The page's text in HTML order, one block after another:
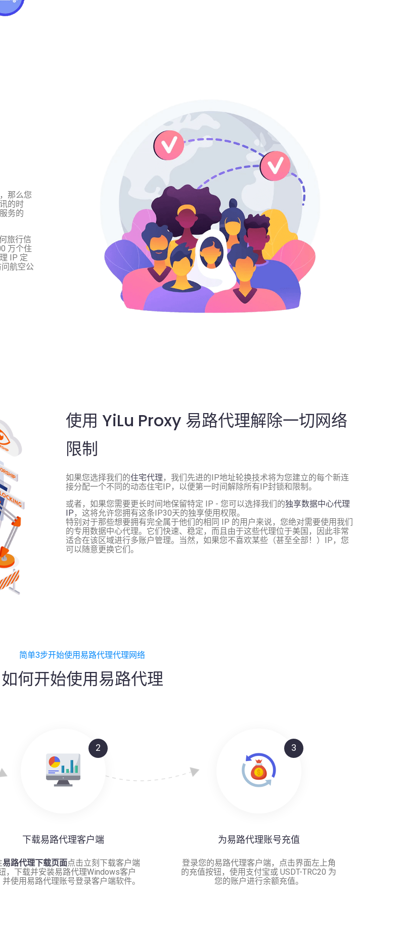
那么您
的时
务的
旅行信
万个住
IP 定
航空公
使用 YiLu Proxy 易路代理解除一切网络
限制
如果您选择我们的住宅代理 ，我们先进的IP地址轮换技术将为您建立的每个新连
接分配一个不同的动态住宅IP，以便第一时间解除所有IP封锁和限制。
或者，如果您需要更长时间地保留特定 IP - 您可以选择我们的独享数据中心代理
IP ，这将允许您拥有这条IP30天的独享使用权限。
特别对于那些想要拥有完全属于他们的相同 IP 的用户来说，您绝对需要使用我们
的专用数据中心代理。它们快速、稳定，而且由于这些代理位于美国，因此非常
适合在该区域进行多账户管理。当然，如果您不喜欢某些（甚至全部！）IP，您
可以随意更换它们。
简单3步开始使用易路代理代理网络
如何开始使用易路代理
2
下载易路代理客户端
易路代理下载页面点击立刻下载客户端
，下载并安装易路代理Windows客户
并使用易路代理账号登录客户端软件。
3
为易路代理账号充值
登录您的易路代理客户端，点击界面左上角
的充值按钮，使用支付宝或 USDT-TRC20 为
您的账户进行余额充值。